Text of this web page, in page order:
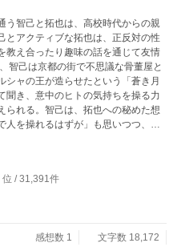
う智己と拓也は、高校時代からの親
とアクティブな拓也は、正反対の性
教え合ったり趣味の話を通じて友情
シャの王が造らせたという「蒼き月
聞き、意中のヒトの気持ちを操る力
られる。智己は、拓也への秘めた想
人を操れるはずが」も思いつつ、ど
買ってしまった。 数ヶ月後、
智己は拓也に暗示をかけ、一人でい
終わらない快楽の探索」へと誘い込
位 / 31,391件
感想数 1
文字数 18,172